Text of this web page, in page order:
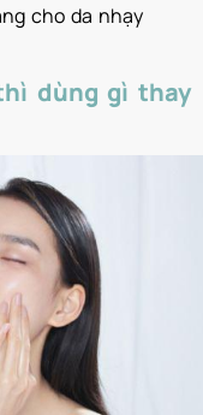
cho da nhạy
dùng gì thay